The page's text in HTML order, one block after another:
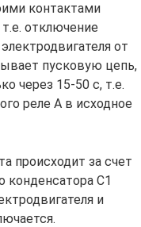
контактами
отключение
от
пусковую цепь,
через 15-50 с, т.е.
реле А в исходное
происходит за счет
конденсатора С1
и